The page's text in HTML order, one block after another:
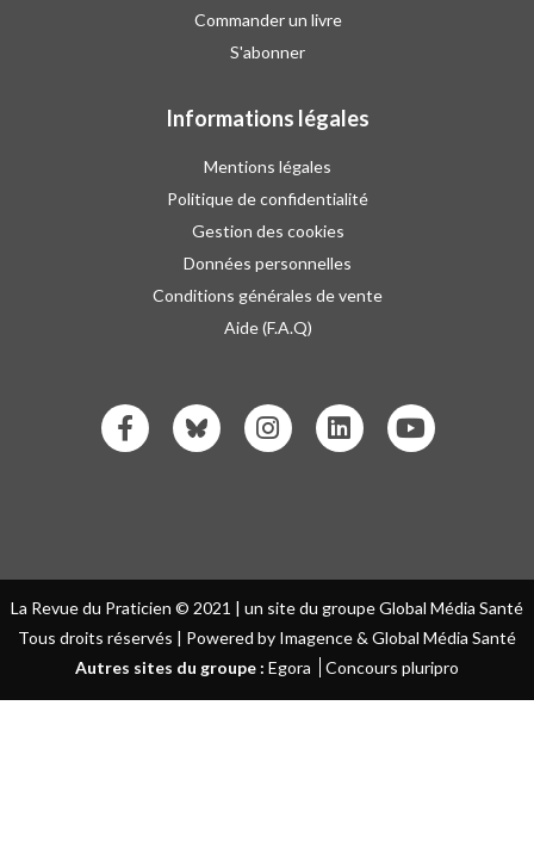
Commander un livre
S'abonner
Informations légales
Mentions légales
Politique de confidentialité
Gestion des cookies
Données personnelles
Conditions générales de vente
Aide (F.A.Q)
La Revue du Praticien © 2021 | un site du groupe Global Média Santé
Tous droits réservés | Powered by Imagence & Global Média Santé
Autres sites du groupe : Egora Concours pluripro